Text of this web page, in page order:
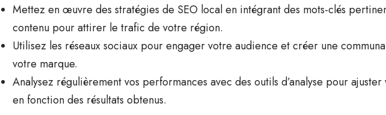
Mettez en œuvre des stratégies de SEO localen intégrant des mots-clés
contenu pour attirer le trafic de votre région.
Utilisez les réseaux sociaux pour engager votre audience et créer une
votre marque.
Analysez régulièrement vos performances avec des outils d’analyse pour
en fonction des résultats obtenus.